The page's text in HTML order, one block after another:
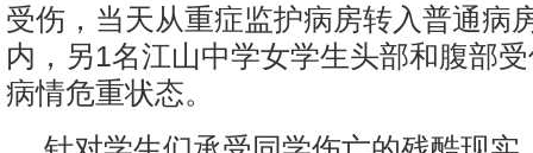
受伤，当天从重症监护病房转入普通病
内，另1名江山中学女学生头部和腹部
病情危重状态。